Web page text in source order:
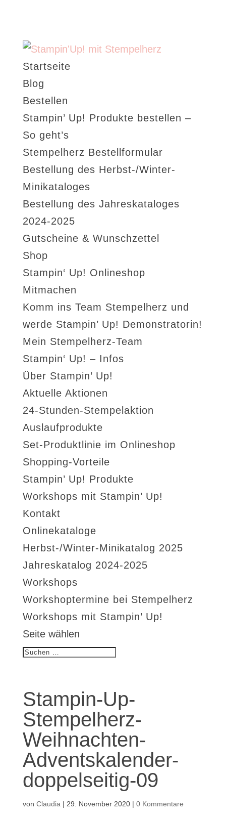
Startseite
Blog
Bestellen
Stampin’ Up! Produkte bestellen –
So geht’s
Stempelherz Bestellformular
Bestellung des Herbst-/Winter-
Minikataloges
Bestellung des Jahreskataloges
2024-2025
Gutscheine & Wunschzettel
Shop
Stampin‘ Up! Onlineshop
Mitmachen
Komm ins Team Stempelherz und
werde Stampin’ Up! Demonstratorin!
Mein Stempelherz-Team
Stampin‘ Up! – Infos
Über Stampin’ Up!
Aktuelle Aktionen
24-Stunden-Stempelaktion
Auslaufprodukte
Set-Produktlinie im Onlineshop
Shopping-Vorteile
Stampin’ Up! Produkte
Workshops mit Stampin’ Up!
Kontakt
Onlinekataloge
Herbst-/Winter-Minikatalog 2025
Jahreskatalog 2024-2025
Workshops
Workshoptermine bei Stempelherz
Workshops mit Stampin’ Up!
Seite wählen
Stampin-Up-
Stempelherz-
Weihnachten-
Adventskalender-
doppelseitig-09
von Claudia | 29. November 2020| 0 Kommentare